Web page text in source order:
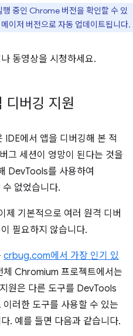
행 중인 Chrome 버전을 확인할 수 있
이저 버전으로 자동 업데이트됩니다.
동영상을 시청하세요.
디버깅 지원
에서 앱을 디버깅해 본 적
그 세션이 엉망이 된다는 것을
DevTools를 사용하여
없었습니다.
기본적으로 여러 원격 디버
필요하지 않습니다.
crbug.com에서 가장 인기 있
체 Chromium 프로젝트에서는
원은 다른 도구를 DevTools
러한 도구를 사용할 수 있는
. 예를 들면 다음과 같습니다.